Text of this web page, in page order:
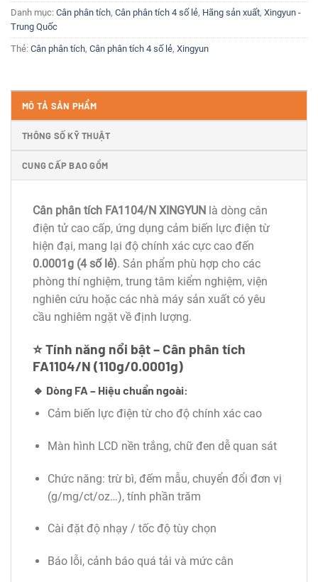
Danh mục: Cân phân tích, Cân phân tích 4 số lẻ, Hãng sản xuất, Xingyun -
Trung Quốc
Thẻ: Cân phân tích, Cân phân tích 4 số lẻ, Xingyun
MÔ TẢ SẢN PHẨM
THÔNG SỐ KỸ THUẬT
CUNG CẤP BAO GỒM
Cân phân tích FA1104/N XINGYUN là dòng cân
điện tử cao cấp, ứng dụng cảm biến lực điện từ
hiện đại, mang lại độ chính xác cực cao đến
0.0001g (4 số lẻ). Sản phẩm phù hợp cho các
phòng thí nghiệm, trung tâm kiểm nghiệm, viện
nghiên cứu hoặc các nhà máy sản xuất có yêu
cầu nghiêm ngặt về định lượng.
⭐Tính năng nổi bật – Cân phân tích
FA1104/N (110g/0.0001g)
🔹 Dòng FA – Hiệu chuẩn ngoài:
Cảm biến lực điện từ cho độ chính xác cao
Màn hình LCD nền trắng, chữ đen dễ quan sát
Chức năng: trừ bì, đếm mẫu, chuyển đổi đơn vị
(g/mg/ct/oz…), tính phần trăm
Cài đặt độ nhạy / tốc độ tùy chọn
Báo lỗi, cảnh báo quá tải và mức cân